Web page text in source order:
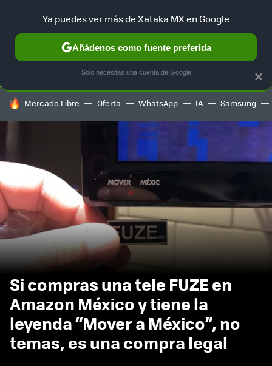
SELECCIÓN GAMING HOME AUTO TERRITORIO
HOY SE HABLA DE
Mercado Libre Oferta WhatsApp IA Samsung
Si compras una tele FUZE en
Amazon México y tiene la
leyenda “Mover a México”, no
temas, es una compra legal
×
Ya puedes ver más de Xataka MX en Google
Añádenos como fuente preferida
Solo necesitas una cuenta de Google